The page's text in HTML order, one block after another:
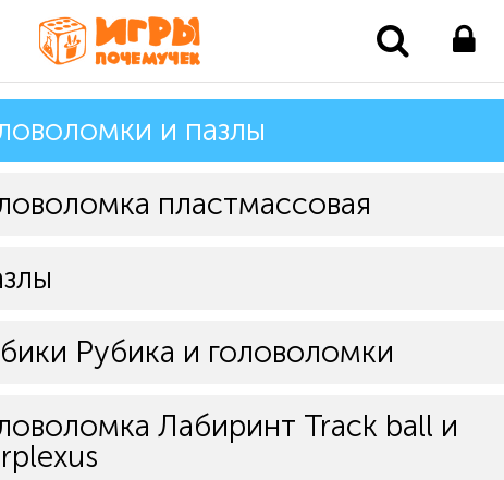
и пазлы
пластмассовая
Рубика и головоломки
Лабиринт Track ball и